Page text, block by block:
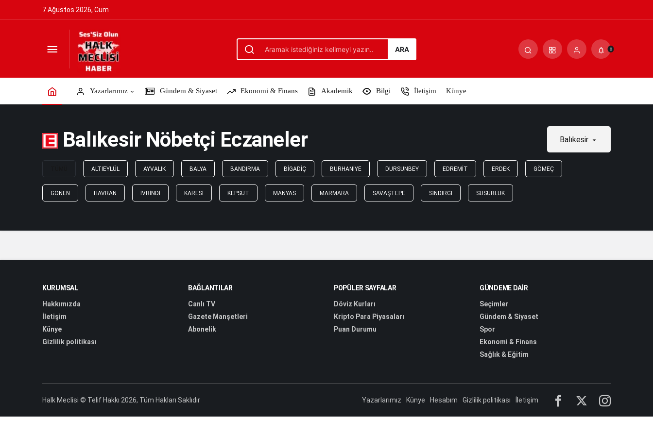
7 Ağustos 2026, Cum
ARA 0
Yazarlarımız Gündem & Siyaset Ekonomi & Finans Akademik Bilgi İletişim Künye
Balıkesir Nöbetçi Eczaneler Balıkesir
ALTIEYLÜL AYVALIK BALYA BANDIRMA BIGADIÇ BURHANIYE DURSUNBEY EDREMIT ERDEK GÖMEÇ
GÖNEN HAVRAN İVRINDI KARESI KEPSUT MANYAS MARMARA SAVAŞTEPE SINDIRGI SUSURLUK
KURUMSAL
Hakkımızda
İletişim
Künye
Gizlilik politikası
BAĞLANTILAR
Canlı TV
Gazete Manşetleri
Abonelik
POPÜLER SAYFALAR
Döviz Kurları
Kripto Para Piyasaları
Puan Durumu
GÜNDEME DAIR
Seçimler
Gündem & Siyaset
Spor
Ekonomi & Finans
Sağlık & Eğitim
Halk Meclisi © Telif Hakkı 2026, Tüm Hakları Saklıdır Yazarlarımız Künye Hesabım Gizlilik politikası İletişim